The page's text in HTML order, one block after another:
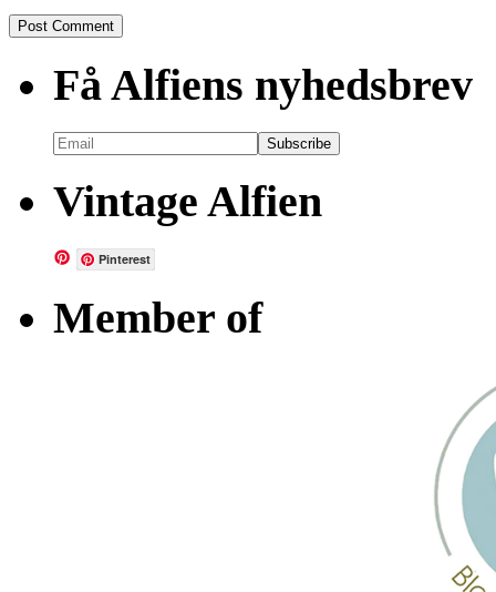
Få Alfiens nyhedsbrev
Vintage Alfien
Pinterest
Member of